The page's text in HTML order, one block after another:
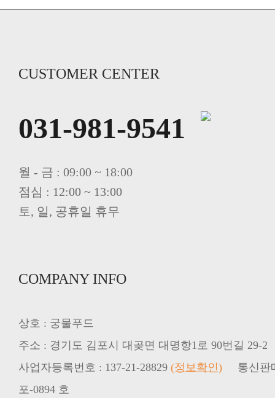
CUSTOMER CENTER
031-981-9541
월 - 금 : 09:00 ~ 18:00
점심 : 12:00 ~ 13:00
토, 일, 공휴일 휴무
COMPANY INFO
상호 : 궁물푸드
주소 : 경기도 김포시 대곶면 대명항1로 90번길 29-2
사업자등록번호 : 137-21-28829 (정보확인)
포-0894 호